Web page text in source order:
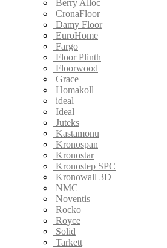
Berry Alloc
CronaFloor
Damy Floor
EuroHome
Fargo
Floor Plinth
Floorwood
Grace
Homakoll
ideal
Ideal
Juteks
Kastamonu
Kronospan
Kronostar
Kronostep SPC
Kronowall 3D
NMC
Noventis
Rocko
Royce
Solid
Tarkett